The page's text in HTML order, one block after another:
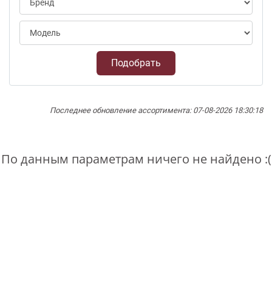
Подобрать
Последнее обновление ассортимента: 07-08-2026 18:30:18
По данным параметрам ничего не найдено :(